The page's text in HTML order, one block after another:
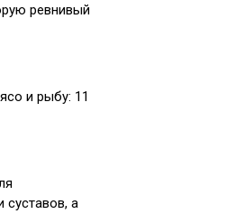
ревнивый
и рыбу: 11
суставов, а